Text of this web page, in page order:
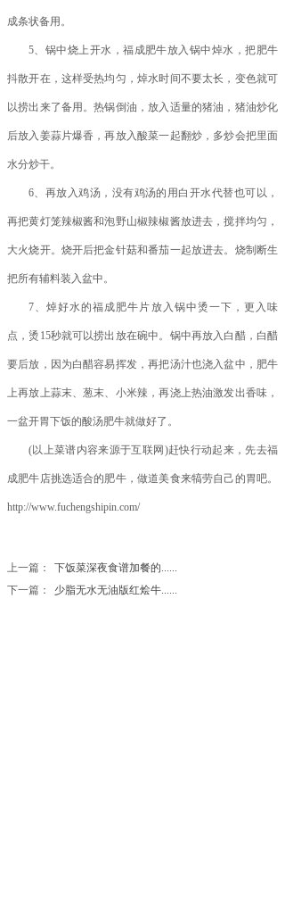
成条状备用。
5、锅中烧上开水，福成肥牛放入锅中焯水，把肥牛
抖散开在，这样受热均匀，焯水时间不要太长，变色就可
以捞出来了备用。热锅倒油，放入适量的猪油，猪油炒化
后放入姜蒜片爆香，再放入酸菜一起翻炒，多炒会把里面
水分炒干。
6、再放入鸡汤，没有鸡汤的用白开水代替也可以，
再把黄灯笼辣椒酱和泡野山椒辣椒酱放进去，搅拌均匀，
大火烧开。烧开后把金针菇和番茄一起放进去。烧制断生
把所有辅料装入盆中。
7、焯好水的福成肥牛片放入锅中烫一下，更入味
点，烫15秒就可以捞出放在碗中。锅中再放入白醋，白醋
要后放，因为白醋容易挥发，再把汤汁也浇入盆中，肥牛
上再放上蒜末、葱末、小米辣，再浇上热油激发出香味，
一盆开胃下饭的酸汤肥牛就做好了。
(以上菜谱内容来源于互联网)赶快行动起来，先去福
成肥牛店挑选适合的肥牛，做道美食来犒劳自己的胃吧。
http://www.fuchengshipin.com/
上一篇：
下饭菜深夜食谱加餐的......
下一篇：
少脂无水无油版红烩牛......